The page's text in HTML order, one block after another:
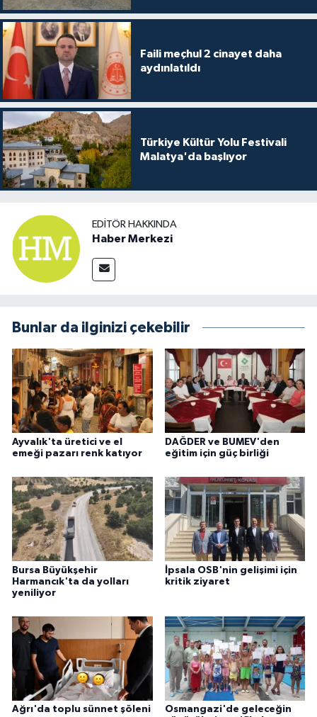
Faili meçhul 2 cinayet daha
aydınlatıldı
Türkiye Kültür Yolu Festivali
Malatya'da başlıyor
EDITÖR HAKKINDA
Haber Merkezi
Bunlar da ilginizi çekebilir
Ayvalık'ta üretici ve el
emeği pazarı renk katıyor
DAĞDER ve BUMEV'den
eğitim için güç birliği
Bursa Büyükşehir
Harmancık'ta da yolları
yeniliyor
İpsala OSB'nin gelişimi için
kritik ziyaret
Ağrı'da toplu sünnet şöleni
Osmangazi'de geleceğin